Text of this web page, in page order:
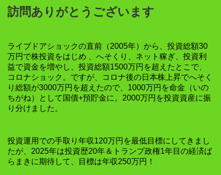
訪問ありがとうございます
ライブドアショックの直前（2005年）から、投資総額30
万円で株投資をはじめ 、へそくり、ネット稼ぎ、投資利
益で資金を増やし、投資総額1500万円を超えたとこで、
コロナショック。ですが、コロナ後の日本株上昇でへそく
り総額が3000万円を超えたので、1000万円を命金（いの
ちがね）として国債+預貯金に。2000万円を投資資産に振
り分けました。
投資運用での手取り年収120万円を最低目標にしてきまし
たが、2025年は投資歴20年＆トランプ政権1年目の経済ば
らまきに期待して、目標は年収250万円！